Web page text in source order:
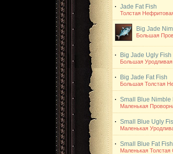
Jade Fat Fish
Толстая
Big Jade
Большая
Big Jade Ugly Fish
Большая
Big Jade Fat Fish
Большая Толстая
Small Blue Nimble
Маленькая
Small Blue Ugly
Маленькая
Small Blue Fat Fish
Маленькая